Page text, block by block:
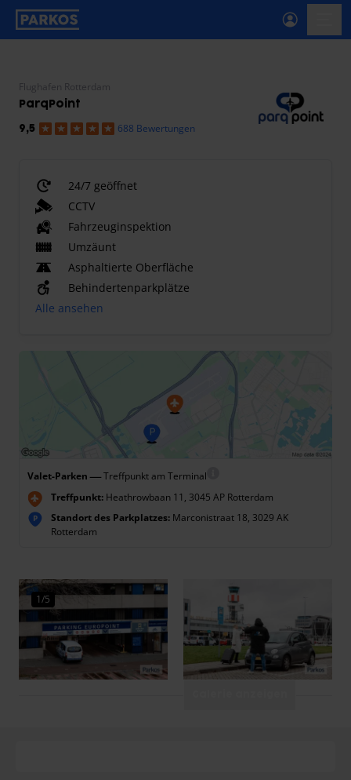
beschriftung-für-primäre-navigation
Flughafen Rotterdam
ParqPoint
9,5 688 Bewertungen
24/7 geöffnet
CCTV
Fahrzeuginspektion
Umzäunt
Asphaltierte Oberfläche
Behindertenparkplätze
Alle ansehen
Valet-Parken —Treffpunkt am Terminal
Treffpunkt: Heathrowbaan 11, 3045 AP Rotterdam
P Standort des Parkplatzes: Marconistraat 18, 3029 AK
Rotterdam
1/5